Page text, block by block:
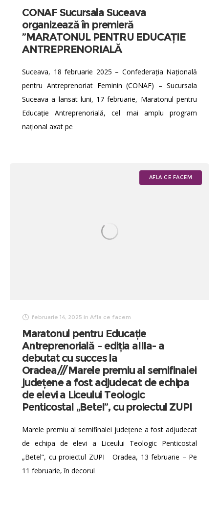
CONAF Sucursala Suceava
organizează în premieră
”MARATONUL PENTRU EDUCAȚIE
ANTREPRENORIALĂ
Suceava, 18 februarie 2025 – Confederația Națională
pentru Antreprenoriat Feminin (CONAF) – Sucursala
Suceava a lansat luni, 17 februarie, Maratonul pentru
Educație Antreprenorială, cel mai amplu program
național axat pe
AFLA CE FACEM
februarie 14, 2025 in Afla ce facem
Maratonul pentru Educație
Antreprenorială – ediția aIIIa- a
debutat cu succes la
Oradea///Marele premiu al semifinalei
județene a fost adjudecat de echipa
de elevi a Liceului Teologic
Penticostal „Betel”, cu proiectul ZUPI
Marele premiu al semifinalei județene a fost adjudecat
de echipa de elevi a Liceului Teologic Penticostal
„Betel”, cu proiectul ZUPI Oradea, 13 februarie – Pe
11 februarie, în decorul